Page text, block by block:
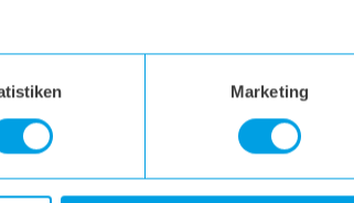
Marketing